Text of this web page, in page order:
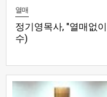
열매
정기영목사, "열매없
수)